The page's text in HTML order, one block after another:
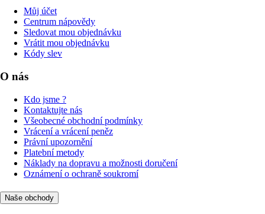
Můj účet
Centrum nápovědy
Sledovat mou objednávku
Vrátit mou objednávku
Kódy slev
O nás
Kdo jsme ?
Kontaktujte nás
Všeobecné obchodní podmínky
Vrácení a vrácení peněz
Právní upozornění
Platební metody
Náklady na dopravu a možnosti doručení
Oznámení o ochraně soukromí
Naše obchody